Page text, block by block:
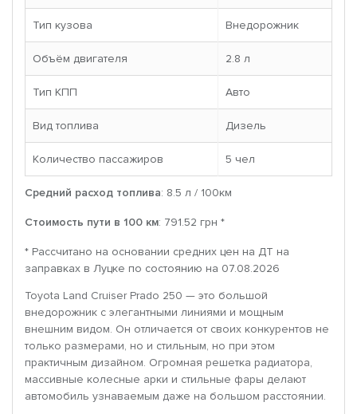
Тип кузова Внедорожник
Объём двигателя 2.8 л
Тип КПП Авто
Вид топлива Дизель
Количество пассажиров 5 чел
Средний расход топлива: 8.5 л / 100км
Стоимость пути в 100 км: 791.52 грн *
* Рассчитано на основании средних цен на ДТ на
заправках в Луцке по состоянию на 07.08.2026
Toyota Land Cruiser Prado 250 — это большой
внедорожник с элегантными линиями и мощным
внешним видом. Он отличается от своих конкурентов не
только размерами, но и стильным, но при этом
практичным дизайном. Огромная решетка радиатора,
массивные колесные арки и стильные фары делают
автомобиль узнаваемым даже на большом расстоянии.